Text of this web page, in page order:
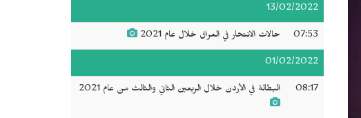
13/02/2022
07:53 حالات الانتحار في العراق خلال عام 2021
01/02/2022
08:17 البطالة في الأردن خلال الربعين الثاني والثالث من عام 2021